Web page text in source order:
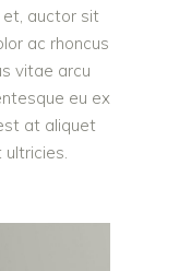
et, auctor sit
ac rhoncus
vitae arcu
eu ex
at aliquet
ultricies.